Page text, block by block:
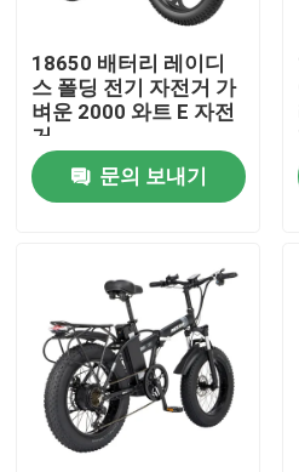
공장 여행
품질 관리
리드스타 전기 자전거
접는 지방 타이어 전기 자전
전기 도시 자전거
18650 배터리 레이디
스 폴딩 전기 자전거 가
벼운 2000 와트 E 자전
거
문의 보내기